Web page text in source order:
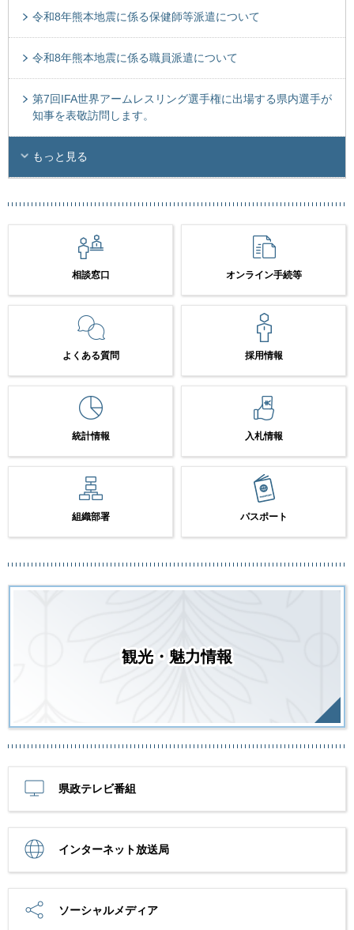
令和8年熊本地震に係る保健師等派遣について
令和8年熊本地震に係る職員派遣について
第7回IFA世界アームレスリング選手権に出場する県内選手が
知事を表敬訪問します。
もっと見る
相談窓口 オンライン手続等
よくある質問 採用情報
統計情報 入札情報
組織部署 パスポート
観光・魅力情報
県政テレビ番組
インターネット放送局
ソーシャルメディア